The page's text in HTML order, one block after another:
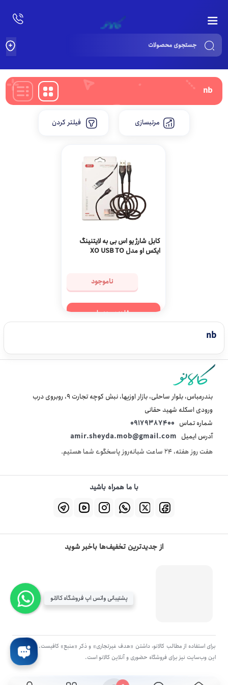
nb
مرتبسازی فیلتر کردن
کابل شارژ یو اس بی به لایتنینگ
ایکس او مدل XO USB TO
ناموجود
مشاهده محصول
nb
بندرعباس، بلوار ساحلی، بازار اوزیها، نبش کوچه تجارت 9، روبروی درب
ورودی اسکله شهید حقانی
شماره تماس 09179387400
آدرس ایمیل amir.sheyda.mob@gmail.com
هفت روز هفته، ۲۴ ساعت شبانه‌روز پاسخگوی شما هستیم.
با ما همراه باشید
از جدیدترین تخفیف‌ها باخبر شوید
برای استفاده از مطالب کالانو، داشتن «هدف غیرتجاری» و ذکر «منبع» کافیست. تمام حقوق
اين وب‌سايت نیز برای فروشگاه حضوری و آنلاین کالانو است.
پشتیبانی واتس اپ فروشگاه کالانو